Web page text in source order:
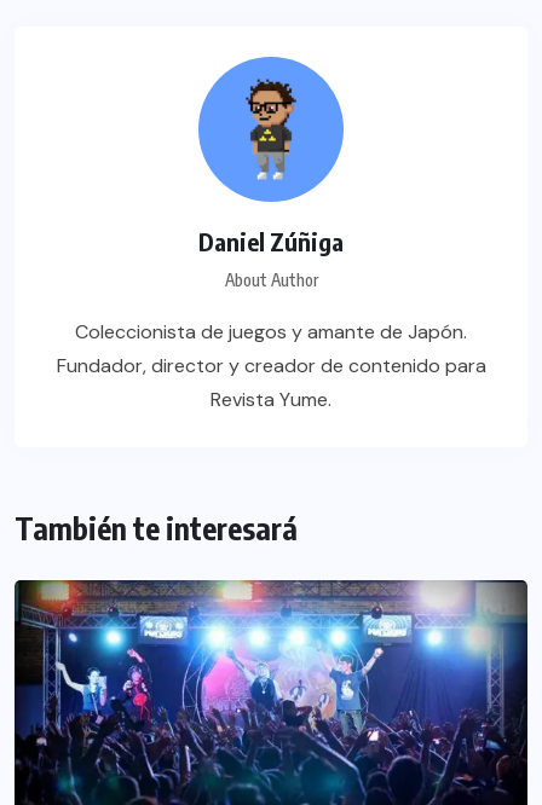
Daniel Zúñiga
About Author
Coleccionista de juegos y amante de Japón.
Fundador, director y creador de contenido para
Revista Yume.
También te interesará